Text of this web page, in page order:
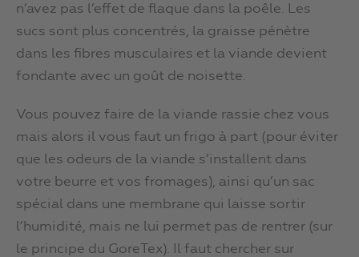
n’avez pas l’effet de flaque dans la poêle. Les
sucs sont plus concentrés, la graisse pénètre
dans les fibres musculaires et la viande devient
fondante avec un goût de noisette.
Vous pouvez faire de la viande rassie chez vous
mais alors il vous faut un frigo à part (pour éviter
que les odeurs de la viande s’installent dans
votre beurre et vos fromages), ainsi qu’un sac
spécial dans une membrane qui laisse sortir
l’humidité, mais ne lui permet pas de rentrer (sur
le principe du GoreTex). Il faut chercher sur